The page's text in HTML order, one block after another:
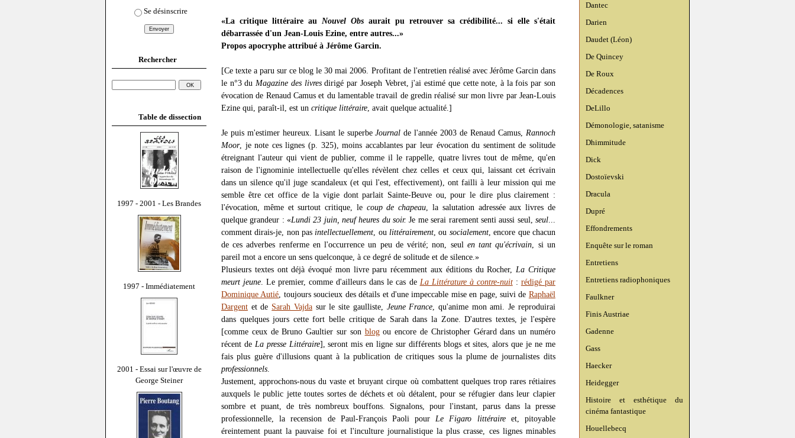
Se désinscrire
Rechercher
Table de dissection
1997 - 2001 - Les Brandes
1997 - Immédiatement
2001 - Essai sur l'œuvre de
George Steiner
Dantec
Darien
Daudet (Léon)
De Quincey
De Roux
Décadences
DeLillo
Démonologie, satanisme
Dhimmitude
Dick
Dostoïevski
Dracula
Dupré
Effondrements
Enquête sur le roman
Entretiens
Entretiens radiophoniques
Faulkner
Finis Austriae
Gadenne
Gass
Haecker
Heidegger
Histoire et esthétique du
cinéma fantastique
Houellebecq
«La critique littéraire au Nouvel Obsaurait pu retrouver sa crédibilité... si elle s'était
débarrassée d'un Jean-Louis Ezine, entre autres...»
Propos apocryphe attribué à Jérôme Garcin.
[Ce texte a paru sur ce blog le 30 mai 2006. Profitant de l'entretien réalisé avec Jérôme Garcin dans
le n°3 du Magazine des livresdirigé par Joseph Vebret, j'ai estimé que cette note, à la fois par son
évocation de Renaud Camus et du lamentable travail de gredin réalisé sur mon livre par Jean-Louis
Ezine qui, paraît-il, est un critique littéraire , avait quelque actualité.]
Je puis m'estimer heureux. Lisant le superbeJournal de l'année 2003 de Renaud Camus, Rannoch
Moor, je note ces lignes (p. 325), moins accablantes par leur évocation du sentiment de solitude
étreignant l'auteur qui vient de publier, comme il le rappelle, quatre livres tout de même, qu'en
raison de l'ignominie intellectuelle qu'elles révèlent chez celles et ceux qui, laissant cet écrivain
dans un silence qu'il juge scandaleux (et qui l'est, effectivement), ont failli à leur mission qui me
semble être cet office de la vigie dont parlait Sainte-Beuve ou, pour le dire plus clairement :
l'évocation, même et surtout critique, le coup de chapeau , la salutation adressée aux livres de
quelque grandeur : «Lundi 23 juin, neuf heures du soir. Je me serai rarement senti aussi seul, seul...
comment dirais-je, non pas intellectuellement , ou littérairement , ou socialement, encore que chacun
de ces adverbes renferme en l'occurrence un peu de vérité; non, seul en tant qu'écrivain , si un
pareil mot a encore un sens quelconque, à ce degré de solitude et de silence.»
Plusieurs textes ont déjà évoqué mon livre paru récemment aux éditions du Rocher, La Critique
meurt jeune . Le premier, comme d'ailleurs dans le cas de La Littérature à contre-nuit: rédigé par
Dominique Autié , toujours soucieux des détails et d'une impeccable mise en page, suivi de Raphaël
Dargent et de Sarah Vajdasur le site gaulliste, Jeune France , qu'anime mon ami. Je reproduirai
dans quelques jours cette fort belle critique de Sarah dans la Zone. D'autres textes, je l'espère
[comme ceux de Bruno Gaultier sur son blogou encore de Christopher Gérard dans un numéro
récent de La presse Littéraire], seront mis en ligne sur différents blogs et sites, alors que je ne me
fais plus guère d'illusions quant à la publication de critiques sous la plume de journalistes dits
professionnels
Justement, approchons-nous du vaste et bruyant cirque où combattent quelques trop rares rétiaires
auxquels le public jette toutes sortes de déchets et où détalent, pour se réfugier dans leur clapier
sombre et puant, de très nombreux bouffons. Signalons, pour l'instant, parus dans la presse
professionnelle, la recension de Paul-François Paoli pour Le Figaro littéraireet, pitoyable
éreintement puant la pauvaise foi et l'inculture journalistique la plus crasse, ces lignes minables